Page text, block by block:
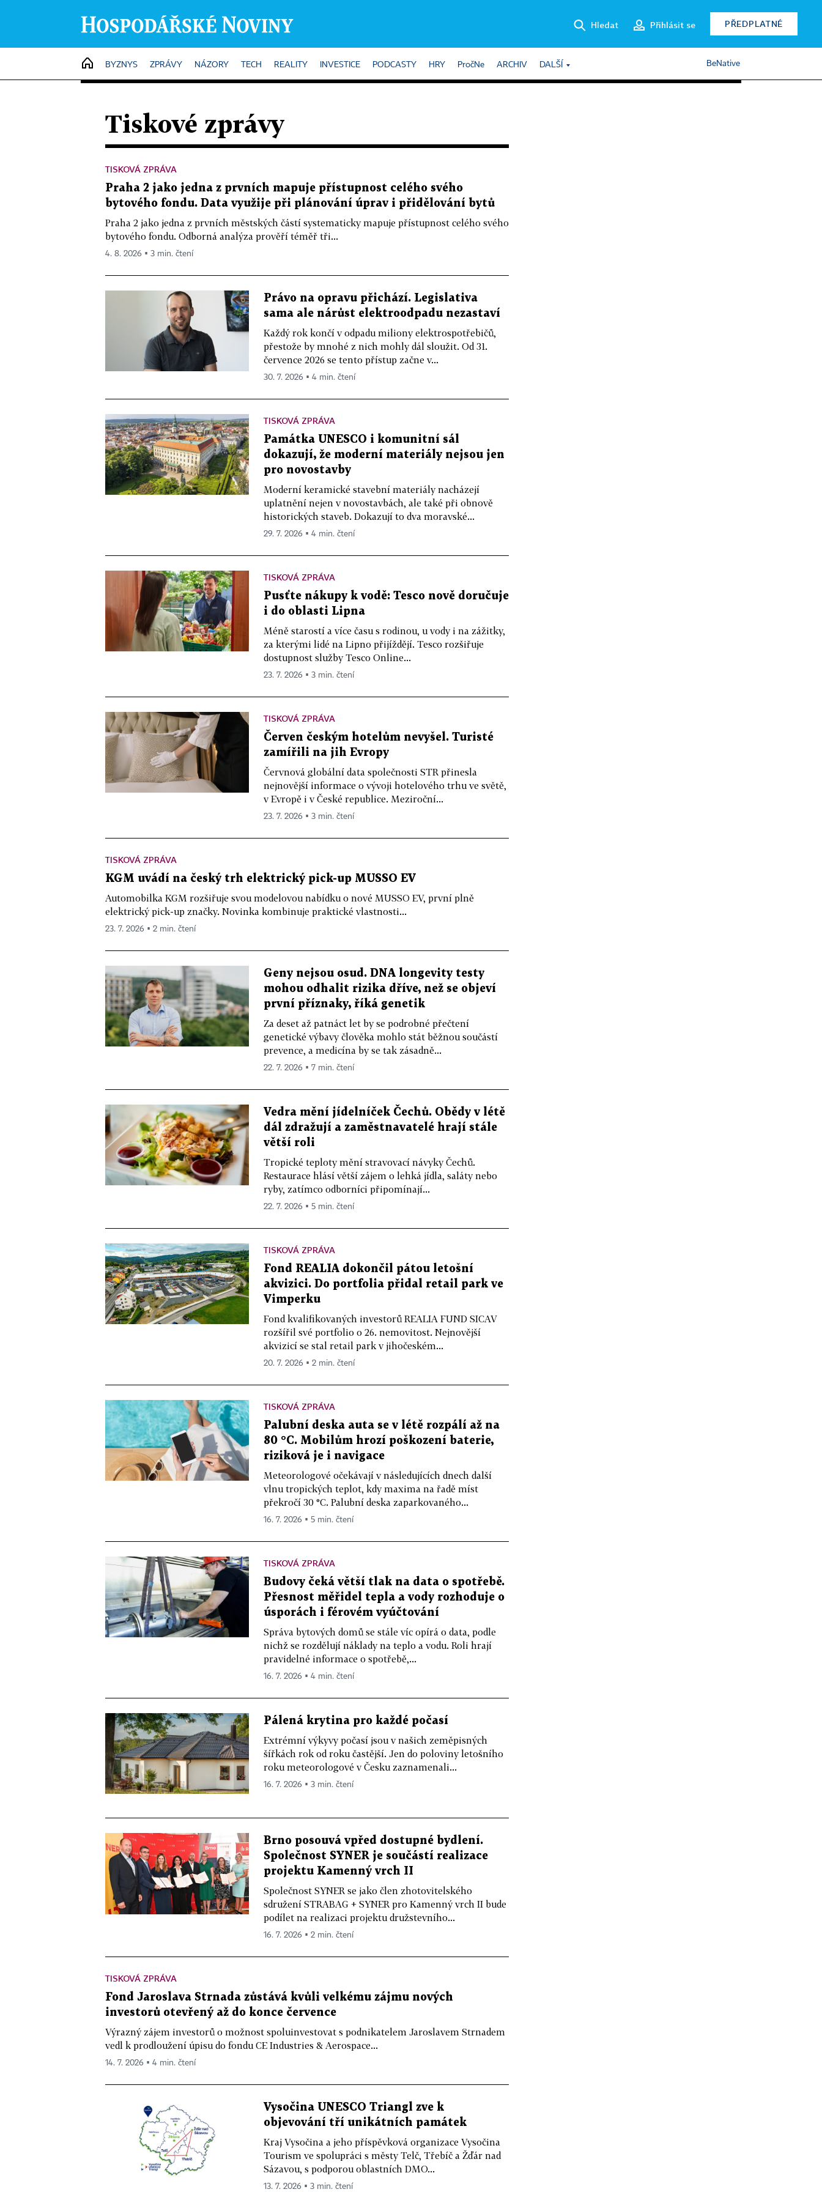
Hledat Přihlásit se PŘEDPLATNÉ
HOME
BYZNYS ZPRÁVY NÁZORY TECH REALITY INVESTICE PODCASTY HRY PročNe ARCHIV DALŠÍ BeNative
Tiskové zprávy
TISKOVÁ ZPRÁVA
Praha 2 jako jedna z prvních mapuje přístupnost celého svého
bytového fondu. Data využije při plánování úprav i přidělování bytů
Praha 2 jako jedna z prvních městských částí systematicky mapuje přístupnost celého svého
bytového fondu. Odborná analýza prověří téměř tři...
4. 8. 2026 ▪ 3 min. čtení
Právo na opravu přichází. Legislativa
sama ale nárůst elektroodpadu nezastaví
Každý rok končí v odpadu miliony elektrospotřebičů,
přestože by mnohé z nich mohly dál sloužit. Od 31.
července 2026 se tento přístup začne v...
30. 7. 2026 ▪ 4 min. čtení
TISKOVÁ ZPRÁVA
Památka UNESCO i komunitní sál
dokazují, že moderní materiály nejsou jen
pro novostavby
Moderní keramické stavební materiály nacházejí
uplatnění nejen v novostavbách, ale také při obnově
historických staveb. Dokazují to dva moravské...
29. 7. 2026 ▪ 4 min. čtení
TISKOVÁ ZPRÁVA
Pusťte nákupy k vodě: Tesco nově doručuje
i do oblasti Lipna
Méně starostí a více času s rodinou, u vody i na zážitky,
za kterými lidé na Lipno přijíždějí. Tesco rozšiřuje
dostupnost služby Tesco Online...
23. 7. 2026 ▪ 3 min. čtení
TISKOVÁ ZPRÁVA
Červen českým hotelům nevyšel. Turisté
zamířili na jih Evropy
Červnová globální data společnosti STR přinesla
nejnovější informace o vývoji hotelového trhu ve světě,
v Evropě i v České republice. Meziroční...
23. 7. 2026 ▪ 3 min. čtení
TISKOVÁ ZPRÁVA
KGM uvádí na český trh elektrický pick-up MUSSO EV
Automobilka KGM rozšiřuje svou modelovou nabídku o nové MUSSO EV, první plně
elektrický pick-up značky. Novinka kombinuje praktické vlastnosti...
23. 7. 2026 ▪ 2 min. čtení
Geny nejsou osud. DNA longevity testy
mohou odhalit rizika dříve, než se objeví
první příznaky, říká genetik
Za deset až patnáct let by se podrobné přečtení
genetické výbavy člověka mohlo stát běžnou součástí
prevence, a medicína by se tak zásadně...
22. 7. 2026 ▪ 7 min. čtení
Vedra mění jídelníček Čechů. Obědy v létě
dál zdražují a zaměstnavatelé hrají stále
větší roli
Tropické teploty mění stravovací návyky Čechů.
Restaurace hlásí větší zájem o lehká jídla, saláty nebo
ryby, zatímco odborníci připomínají...
22. 7. 2026 ▪ 5 min. čtení
TISKOVÁ ZPRÁVA
Fond REALIA dokončil pátou letošní
akvizici. Do portfolia přidal retail park ve
Vimperku
Fond kvalifikovaných investorů REALIA FUND SICAV
rozšířil své portfolio o 26. nemovitost. Nejnovější
akvizicí se stal retail park v jihočeském...
20. 7. 2026 ▪ 2 min. čtení
TISKOVÁ ZPRÁVA
Palubní deska auta se v létě rozpálí až na
80 °C. Mobilům hrozí poškození baterie,
riziková je i navigace
Meteorologové očekávají v následujících dnech další
vlnu tropických teplot, kdy maxima na řadě míst
překročí 30 °C. Palubní deska zaparkovaného...
16. 7. 2026 ▪ 5 min. čtení
TISKOVÁ ZPRÁVA
Budovy čeká větší tlak na data o spotřebě.
Přesnost měřidel tepla a vody rozhoduje o
úsporách i férovém vyúčtování
Správa bytových domů se stále víc opírá o data, podle
nichž se rozdělují náklady na teplo a vodu. Roli hrají
pravidelné informace o spotřebě,...
16. 7. 2026 ▪ 4 min. čtení
Pálená krytina pro každé počasí
Extrémní výkyvy počasí jsou v našich zeměpisných
šířkách rok od roku častější. Jen do poloviny letošního
roku meteorologové v Česku zaznamenali...
16. 7. 2026 ▪ 3 min. čtení
Brno posouvá vpřed dostupné bydlení.
Společnost SYNER je součástí realizace
projektu Kamenný vrch II
Společnost SYNER se jako člen zhotovitelského
sdružení STRABAG + SYNER pro Kamenný vrch II bude
podílet na realizaci projektu družstevního...
16. 7. 2026 ▪ 2 min. čtení
TISKOVÁ ZPRÁVA
Fond Jaroslava Strnada zůstává kvůli velkému zájmu nových
investorů otevřený až do konce července
Výrazný zájem investorů o možnost spoluinvestovat s podnikatelem Jaroslavem Strnadem
vedl k prodloužení úpisu do fondu CE Industries & Aerospace...
14. 7. 2026 ▪ 4 min. čtení
Vysočina UNESCO Triangl zve k
objevování tří unikátních památek
Kraj Vysočina a jeho příspěvková organizace Vysočina
Tourism ve spolupráci s městy Telč, Třebíč a Žďár nad
Sázavou, s podporou oblastních DMO...
13. 7. 2026 ▪ 3 min. čtení